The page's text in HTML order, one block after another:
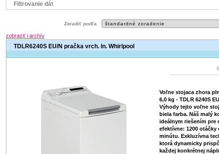
Filtrovanie dát
Whirlpool
Zanussi
Zoradiť podľa
zobraziť i archív
TDLR6240S EU/N pračka vrch. ln. Whirlpool
Voľne stojaca zhora
6,0 kg - TDLR 6240S
Výhody tejto voľne
biela farba. Náš malý
ideálnym riešením pre
efektívne: 1200 otáčky
minútu. Exkluzívna
ktorá dynamicky
každej konkrétnej